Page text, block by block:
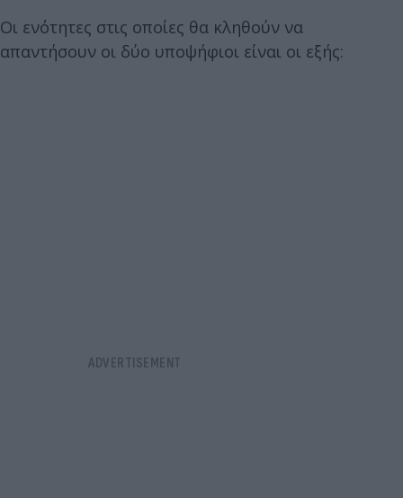
Οι ενότητες στις οποίες θα κληθούν να
απαντήσουν οι δύο υποψήφιοι είναι οι εξής: